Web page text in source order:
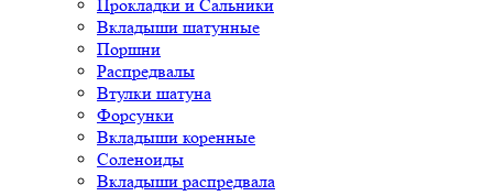
Прокладки и Сальники
Вкладыши шатунные
Поршни
Распредвалы
Втулки шатуна
Форсунки
Вкладыши коренные
Соленоиды
Вкладыши распредвала